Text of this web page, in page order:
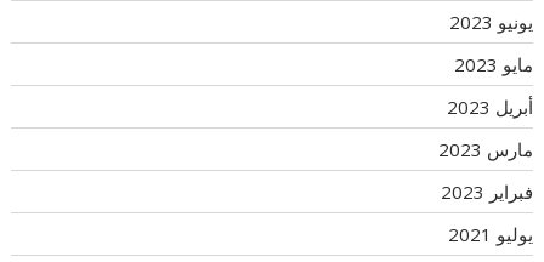
يونيو 2023
مايو 2023
أبريل 2023
مارس 2023
فبراير 2023
يوليو 2021